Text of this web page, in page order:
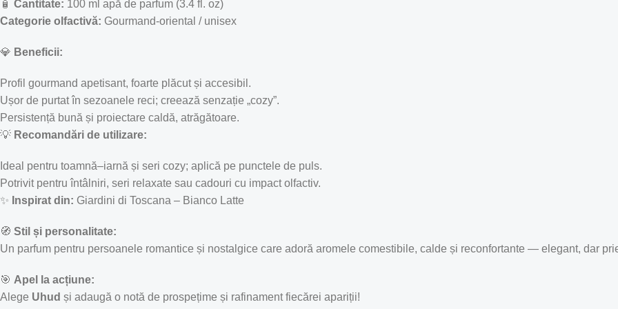
🧴 Cantitate: 100 ml apă de parfum (3.4 fl. oz)
Categorie olfactivă: Gourmand-oriental / unisex
💎 Beneficii:
Profil gourmand apetisant, foarte plăcut și accesibil.
Ușor de purtat în sezoanele reci; creează senzație „cozy”.
Persistență bună și proiectare caldă, atrăgătoare.
💡 Recomandări de utilizare:
Ideal pentru toamnă–iarnă și seri cozy; aplică pe punctele de puls.
Potrivit pentru întâlniri, seri relaxate sau cadouri cu impact olfactiv.
✨ Inspirat din: Giardini di Toscana – Bianco Latte
🧭 Stil și personalitate:
Un parfum pentru persoanele romantice și nostalgice care adoră aromele comestibile, calde și reconfortante — elegant, dar
🎯 Apel la acțiune:
Alege Uhud și adaugă o notă de prospețime și rafinament fiecărei apariții!